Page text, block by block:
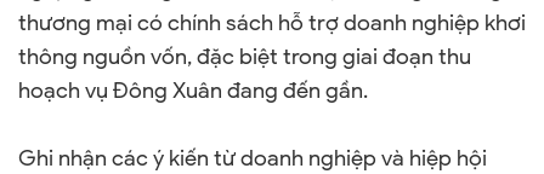
thương mại có chính sách hỗ trợ doanh nghiệp khơi
thông nguồn vốn, đặc biệt trong giai đoạn thu
hoạch vụ Đông Xuân đang đến gần.
Ghi nhận các ý kiến từ doanh nghiệp và hiệp hội